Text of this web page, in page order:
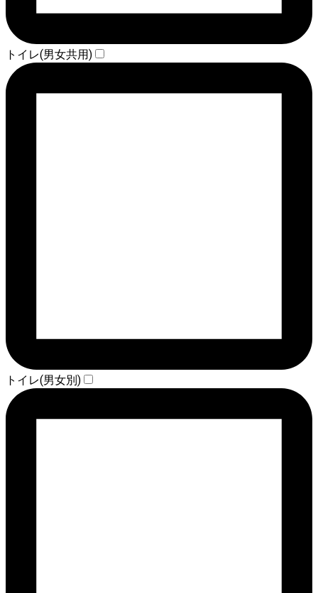
トイレ(男女共用)
トイレ(男女別)